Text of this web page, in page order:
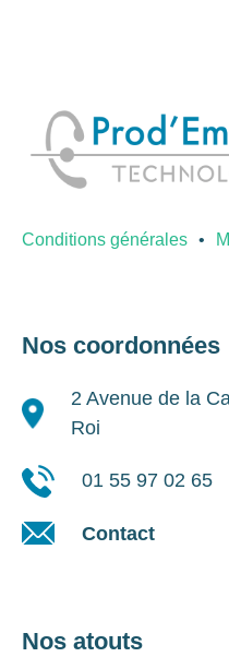
Conditions générales
Nos coordonnées
2 Avenue de la
Roi
01 55 97 02 65
Contact
Nos atouts